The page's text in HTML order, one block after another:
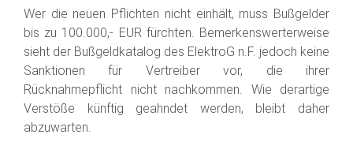
Wer die neuen Pflichten nicht einhält, muss Bußgelder
bis zu 100.000,- EUR fürchten. Bemerkenswerterweise
sieht der Bußgeldkatalog des ElektroG n.F. jedoch keine
Sanktionen für Vertreiber vor, die ihrer
Rücknahmepflicht nicht nachkommen. Wie derartige
Verstöße künftig geahndet werden, bleibt daher
abzuwarten.